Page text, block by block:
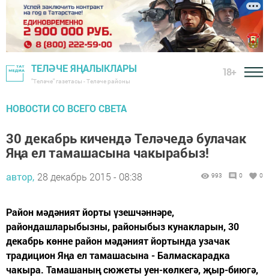
ТЕЛӘЧЕ ЯҢАЛЫКЛАРЫ
"Теләче" газетасы - Теләче районы
18+
НОВОСТИ СО ВСЕГО СВЕТА
30 декабрь кичендә Теләчедә булачак
Яңа ел тамашасына чакырабыз!
автор, 28 декабрь 2015 - 08:38 993 0 0
Район мәдәният йорты үзешчәннәре,
райондашларыбызны, районыбыз кунакларын, 30
декабрь көнне район мәдәният йортында узачак
традицион Яңа ел тамашасына - Балмаскарадка
чакыра. Тамашаның сюжеты уен-көлкегә, җыр-биюгә,